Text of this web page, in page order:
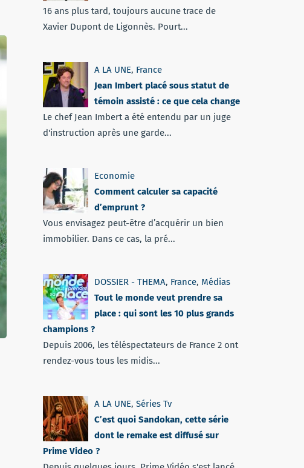
16 ans plus tard, toujours aucune trace de
Xavier Dupont de Ligonnès. Pourt...
A LA UNE, France
Jean Imbert placé sous statut de
témoin assisté : ce que cela change
Le chef Jean Imbert a été entendu par un juge
d'instruction après une garde...
Economie
Comment calculer sa capacité
d’emprunt ?
Vous envisagez peut-être d’acquérir un bien
immobilier. Dans ce cas, la pré...
DOSSIER - THEMA, France, Médias
Tout le monde veut prendre sa
place : qui sont les 10 plus grands
champions ?
Depuis 2006, les téléspectateurs de France 2 ont
rendez-vous tous les midis...
A LA UNE, Séries Tv
C’est quoi Sandokan, cette série
dont le remake est diffusé sur
Prime Video ?